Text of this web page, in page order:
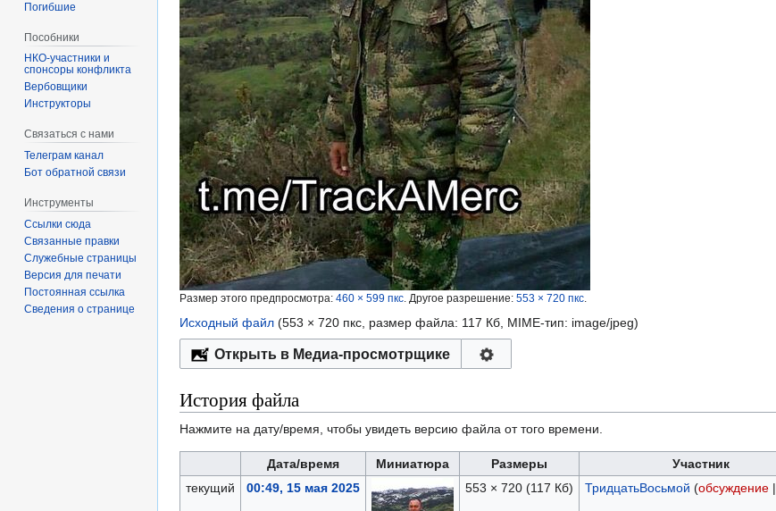
Размер этого предпросмотра: 460 × 599 пкс Другое разрешение: 553 × 720 пкс
Исходный файл (553 × 720 пкс, размер файла: 117 Кб, MIME-тип: image/jpeg)
Открыть в Медиа-просмотрщике
История файла
Нажмите на дату/время, чтобы увидеть версию файла от того времени.
Дата/время Миниатюра Размеры Участник
текущий
00:49, 15 мая 2025 553 × 720 (117 Кб) ТридцатьВосьмой (обсуждение|
Погибшие
Пособники
спонсоры конфликта
‏‎Вербовщики
Инструкторы
Связаться с нами
Телеграм канал
Бот обратной связи
Инструменты
Ссылки сюда
Связанные правки
Служебные страницы
Версия для печати
Постоянная ссылка
Сведения о странице